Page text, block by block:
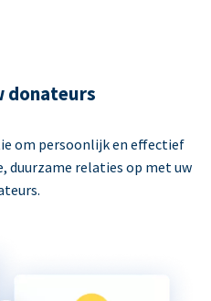
donateurs
om persoonlijk en effectief
duurzame relaties op met uw